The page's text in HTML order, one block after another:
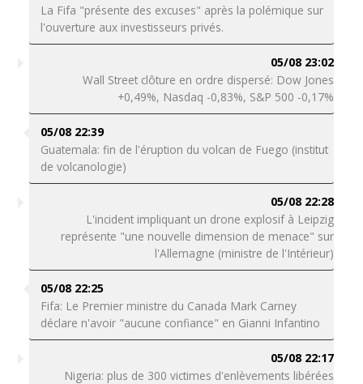
La Fifa "présente des excuses" après la polémique sur
l'ouverture aux investisseurs privés.
05/08 23:02
Wall Street clôture en ordre dispersé: Dow Jones
+0,49%, Nasdaq -0,83%, S&P 500 -0,17%
05/08 22:39
Guatemala: fin de l'éruption du volcan de Fuego (institut
de volcanologie)
05/08 22:28
L'incident impliquant un drone explosif à Leipzig
représente "une nouvelle dimension de menace" sur
l'Allemagne (ministre de l'Intérieur)
05/08 22:25
Fifa: Le Premier ministre du Canada Mark Carney
déclare n'avoir "aucune confiance" en Gianni Infantino
05/08 22:17
Nigeria: plus de 300 victimes d'enlèvements libérées